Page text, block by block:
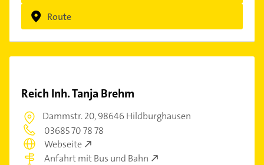
Route
Reich Inh. Tanja Brehm
Dammstr. 20,98646 Hildburghausen
03685 70 78 78
Webseite
Anfahrt mit Bus und Bahn